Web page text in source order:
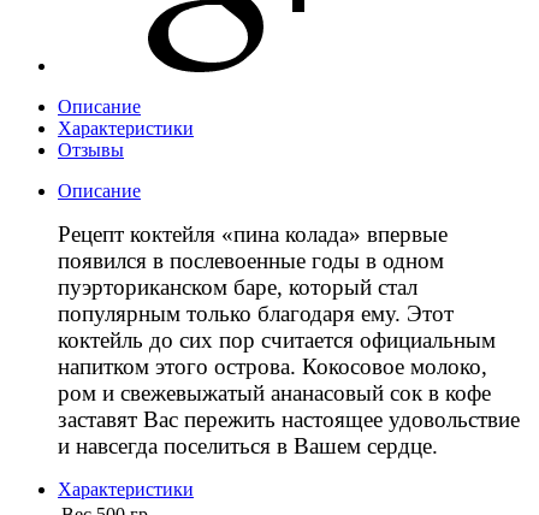
Описание
Характеристики
Отзывы
Описание
Рецепт коктейля «пина колада» впервые
появился в послевоенные годы в одном
пуэрториканском баре, который стал
популярным только благодаря ему. Этот
коктейль до сих пор считается официальным
напитком этого острова. Кокосовое молоко,
ром и свежевыжатый ананасовый сок в кофе
заставят Вас пережить настоящее удовольствие
и навсегда поселиться в Вашем сердце.
Характеристики